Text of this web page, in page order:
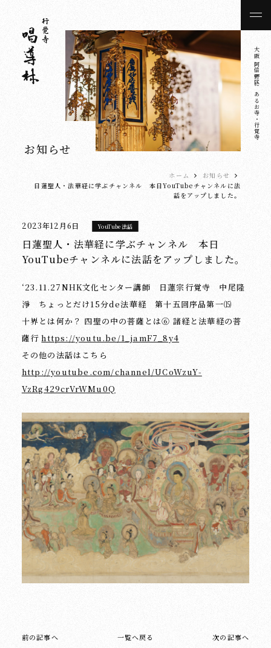
お知らせ
大阪 阿倍野区にあるお寺・行覚寺
ホーム
お知らせ
日蓮聖人・法華経に学ぶチャンネル 本日YouTubeチャンネルに法
話をアップしました。
2023年12月6日 YouTube法話
日蓮聖人・法華経に学ぶチャンネル 本日
YouTubeチャンネルに法話をアップしました。
‘23.11.27NHK文化センター講師 日蓮宗行覚寺 中尾隆
淨 ちょっとだけ15分de法華経 第十五回序品第一⒂
十界とは何か？ 四聖の中の菩薩とは⑥ 諸経と法華経の菩
薩行https://youtu.be/1_jamF7_8y4
その他の法話はこちら
http://youtube.com/channel/UCoWzuY-
VzRg429crVrWMu0Q
前の記事へ 一覧へ戻る 次の記事へ